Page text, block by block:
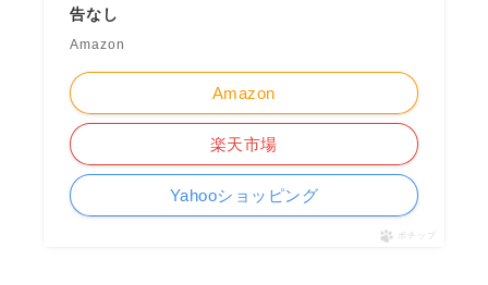
告なし
Amazon
Amazon
楽天市場
Yahooショッピング
ポチップ